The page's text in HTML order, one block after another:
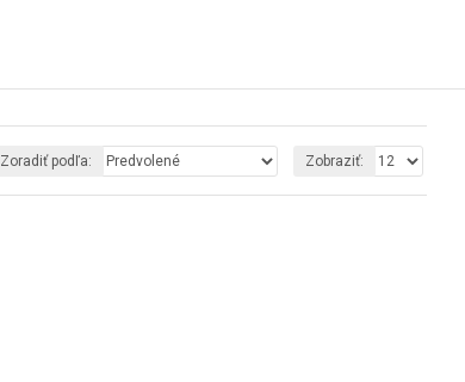
Zoradiť podľa: Zobraziť: